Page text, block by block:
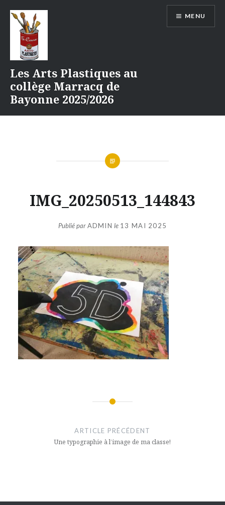
contenu
Les Arts Plastiques au
collège Marracq de
Bayonne 2025/2026
MENU
IMG_20250513_144843
Publié parADMIN le 13 MAI 2025
ARTICLE PRÉCÉDENT
Une typographie à l’image de ma classe!